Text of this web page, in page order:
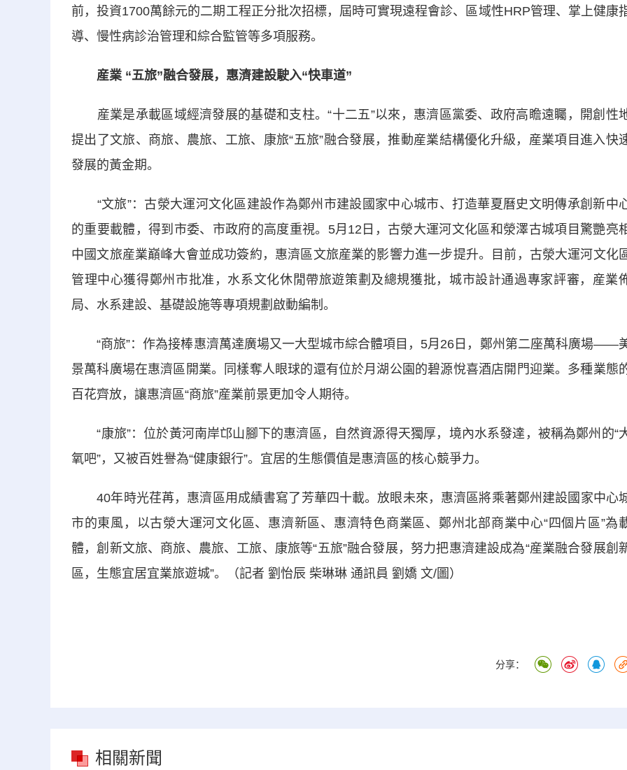
前，投資1700萬餘元的二期工程正分批次招標，屆時可實現遠程會診、區域性HRP管理、掌上健康
導、慢性病診治管理和綜合監管等多項服務。
産業 “五旅”融合發展，惠濟建設駛入“快車道”
産業是承載區域經濟發展的基礎和支柱。“十二五”以來，惠濟區黨委、政府高瞻遠矚，開創性
提出了文旅、商旅、農旅、工旅、康旅“五旅”融合發展，推動産業結構優化升級，産業項目進入快
發展的黃金期。
“文旅”：古滎大運河文化區建設作為鄭州市建設國家中心城市、打造華夏曆史文明傳承創新中
的重要載體，得到市委、市政府的高度重視。5月12日，古滎大運河文化區和滎澤古城項目驚艷亮
中國文旅産業巔峰大會並成功簽約，惠濟區文旅産業的影響力進一步提升。目前，古滎大運河文化
管理中心獲得鄭州市批准，水系文化休閒帶旅遊策劃及總規獲批，城市設計通過專家評審，産業
局、水系建設、基礎設施等專項規劃啟動編制。
“商旅”：作為接棒惠濟萬達廣場又一大型城市綜合體項目，5月26日，鄭州第二座萬科廣場——
景萬科廣場在惠濟區開業。同樣奪人眼球的還有位於月湖公園的碧源悅喜酒店開門迎業。多種業態
百花齊放，讓惠濟區“商旅”産業前景更加令人期待。
“康旅”：位於黃河南岸邙山腳下的惠濟區，自然資源得天獨厚，境內水系發達，被稱為鄭州的“
氧吧”，又被百姓譽為“健康銀行”。宜居的生態價值是惠濟區的核心競爭力。
40年時光荏苒，惠濟區用成績書寫了芳華四十載。放眼未來，惠濟區將乘著鄭州建設國家中心
市的東風，以古滎大運河文化區、惠濟新區、惠濟特色商業區、鄭州北部商業中心“四個片區”為
體，創新文旅、商旅、農旅、工旅、康旅等“五旅”融合發展，努力把惠濟建設成為“産業融合發展創
區，生態宜居宜業旅遊城”。（記者 劉怡辰 柴琳琳 通訊員 劉嬌 文/圖）
分享：
相關新聞